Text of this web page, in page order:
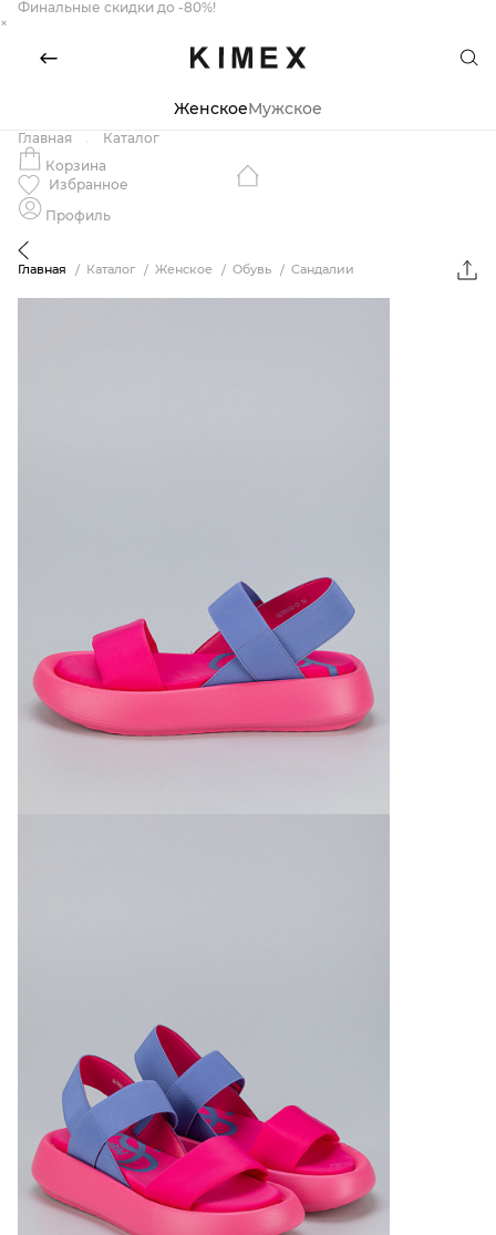
Финальные скидки до -80%!
×
ЖенскоеМужское
Главная
Каталог
Корзина
Избранное
Профиль
Главная Каталог Женское Обувь Сандалии